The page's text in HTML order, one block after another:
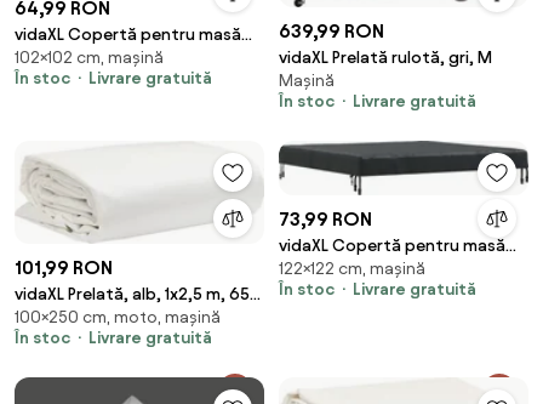
64,99 RON
vidaXL Copertă pentru masă
Simplu Negru 102 x 102 x 15 cm
țesătură
102×102 cm, mașină
În stoc
Livrare gratuită
639,99 RON
vidaXL Prelată rulotă, gri, M
Mașină
În stoc
Livrare gratuită
101,99 RON
vidaXL Prelată, alb, 1x2,5 m, 650
g/m²
100×250 cm, moto, mașină
În stoc
Livrare gratuită
73,99 RON
vidaXL Copertă pentru masă
Simplu Negru 122 x 122 x 15 cm
țesătură
122×122 cm, mașină
În stoc
Livrare gratuită